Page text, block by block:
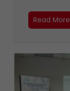
Read More